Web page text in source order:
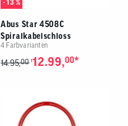
- 13 %
Abus Star 4508C
Spiralkabelschloss
4 Farbvarianten
14.95,00 112.99,00*